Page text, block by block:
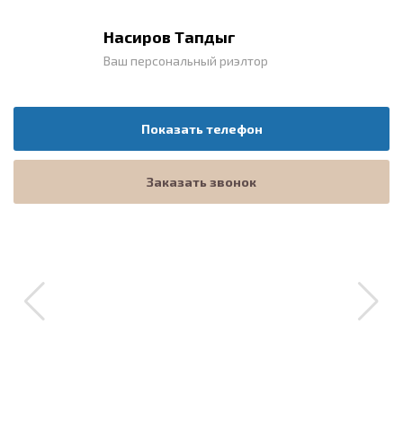
Насиров Тапдыг
Ваш персональный риэлтор
Показать телефон
Заказать звонок